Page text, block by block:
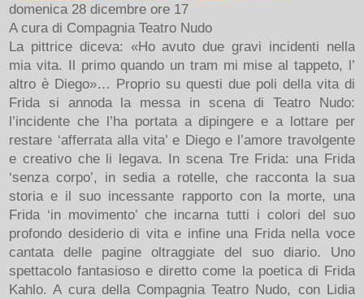
domenica 28 dicembre ore 17
A cura di Compagnia Teatro Nudo
La pittrice diceva: «Ho avuto due gravi incidenti nella
mia vita. Il primo quando un tram mi mise al tappeto, l’
altro è Diego»… Proprio su questi due poli della vita di
Frida si annoda la messa in scena di Teatro Nudo:
l’incidente che l’ha portata a dipingere e a lottare per
restare ‘afferrata alla vita’ e Diego e l’amore travolgente
e creativo che li legava. In scena Tre Frida: una Frida
‘senza corpo’, in sedia a rotelle, che racconta la sua
storia e il suo incessante rapporto con la morte, una
Frida ‘in movimento’ che incarna tutti i colori del suo
profondo desiderio di vita e infine una Frida nella voce
cantata delle pagine oltraggiate del suo diario. Uno
spettacolo fantasioso e diretto come la poetica di Frida
Kahlo. A cura della Compagnia Teatro Nudo, con Lidia